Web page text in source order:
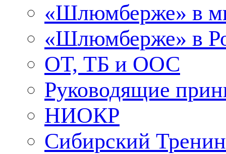
«Шлюмберже» в
«Шлюмберже» в
ОТ, ТБ и ООС
Руководящие
НИОКР
Сибирский